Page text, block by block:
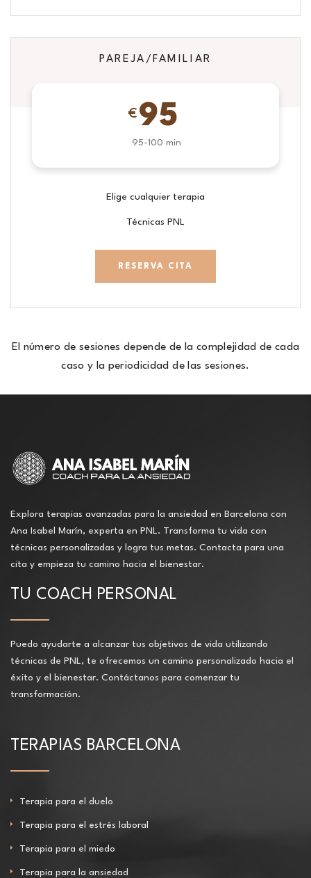
PAREJA/FAMILIAR
€ 95
95-100 min
Elige cualquier terapia
Técnicas PNL
RESERVA CITA
El número de sesiones depende de la complejidad de cada
caso y la periodicidad de las sesiones.
Explora terapias avanzadas para la ansiedad en Barcelona con
Ana Isabel Marín, experta en PNL. Transforma tu vida con
técnicas personalizadas y logra tus metas. Contacta para una
cita y empieza tu camino hacia el bienestar.
TU COACH PERSONAL
Puedo ayudarte a alcanzar tus objetivos de vida utilizando
técnicas de PNL, te ofrecemos un camino personalizado hacia el
éxito y el bienestar. Contáctanos para comenzar tu
transformación.
TERAPIAS BARCELONA
Terapia para el duelo
Terapia para el estrés laboral
Terapia para el miedo
Terapia para la ansiedad